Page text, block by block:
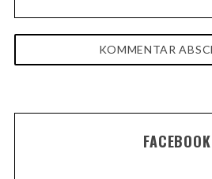
FACEBOOK